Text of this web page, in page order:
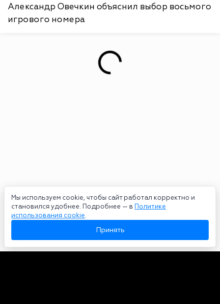
Мы используем cookie, чтобы сайт работал корректно и
становился удобнее. Подробнее — в Политике
использования cookie.
Принять
Александр Овечкин объяснил выбор восьмого
игрового номера